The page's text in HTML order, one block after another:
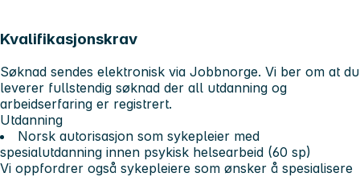
Kvalifikasjonskrav
Søknad sendes elektronisk via Jobbnorge. Vi ber om at du
leverer fullstendig søknad der all utdanning og
arbeidserfaring er registrert.
Utdanning
Norsk autorisasjon som sykepleier med
spesialutdanning innen psykisk helsearbeid (60 sp)
Vi oppfordrer også sykepleiere som ønsker å spesialisere